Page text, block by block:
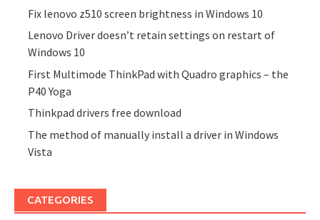
Fix lenovo z510 screen brightness in Windows 10
Lenovo Driver doesn’t retain settings on restart of
Windows 10
First Multimode ThinkPad with Quadro graphics – the
P40 Yoga
Thinkpad drivers free download
The method of manually install a driver in Windows
Vista
CATEGORIES